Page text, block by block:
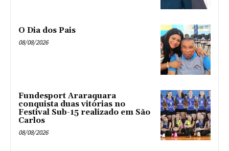
O Dia dos Pais
08/08/2026
Fundesport Araraquara
conquista duas vitórias no
Festival Sub-15 realizado em São
Carlos
08/08/2026